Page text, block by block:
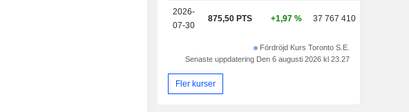
2026-
07-30
875,50 PTS +1,97 % 37 767 410
Fördröjd Kurs Toronto S.E.
Senaste uppdatering Den 6 augusti 2026 kl 23.27
Fler kurser